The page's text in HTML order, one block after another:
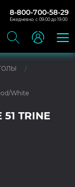
8-800-700-58-29
Ежедневно: с 09:00 до 19:00
White
TRINE